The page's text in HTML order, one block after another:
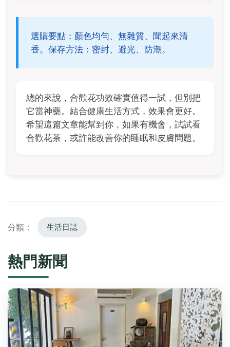
選購要點：顏色均勻、無雜質、聞起來清
香。保存方法：密封、避光、防潮。
總的來說，合歡花功效確實值得一試，但別把
它當神藥。結合健康生活方式，效果會更好。
希望這篇文章能幫到你，如果有機會，試試看
合歡花茶，或許能改善你的睡眠和皮膚問題。
分類： 生活日誌
熱門新聞